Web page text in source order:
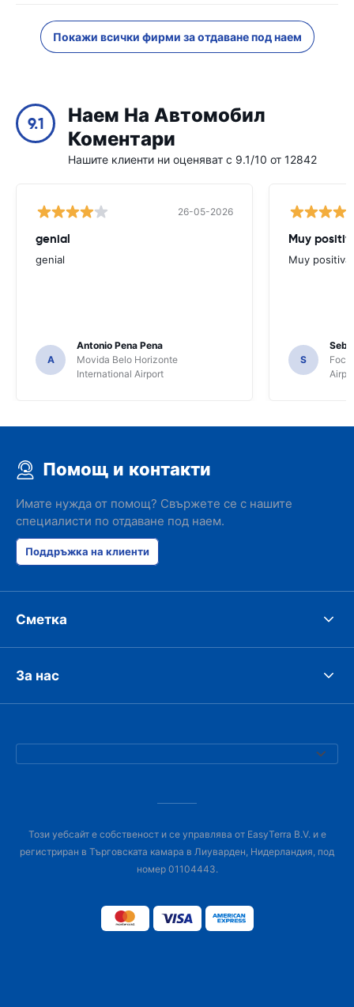
Покажи всички фирми за отдаване под наем
9.1
Наем На Автомобил
Коментари
Нашите клиенти ни оценяват с 9.1/10 от 12842
26-05-2026
genial
genial
A
Antonio Pena Pena
Movida Belo Horizonte
International Airport
Muy
Muy positiva
S
Foco
Помощ и контакти
Имате нужда от помощ? Свържете се с нашите
специалисти по отдаване под наем.
Поддръжка на клиенти
Сметка
За нас
Този уебсайт е собственост и се управлява от EasyTerra B.V. и е
регистриран в Търговската камара в Лиуварден, Нидерландия, под
номер 01104443.